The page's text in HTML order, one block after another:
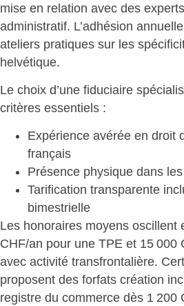
mise en relation avec des
administratif. L’adhésion
ateliers pratiques sur les
helvétique.
Le choix d’une fiduciaire
critères essentiels :
Expérience avérée en droit
français
Présence physique dans
Tarification transparente
bimestrielle
Les honoraires moyens oscillent
CHF/an pour une TPE et 15 000
avec activité transfrontalière.
proposent des forfats création
registre du commerce dès 1 200